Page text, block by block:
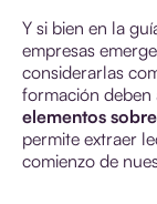
Y si bien en la
empresas
considerarlas
formación deben
elementos
permite extraer
comienzo de